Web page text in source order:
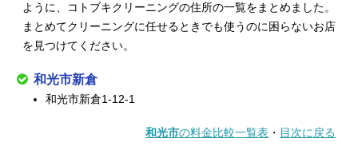
ように、コトブキクリーニングの住所の一覧をまとめました。
まとめてクリーニングに任せるときでも使うのに困らないお店
を見つけてください。
和光市新倉
和光市新倉1-12-1
和光市の料金比較一覧表 ・ 目次に戻る